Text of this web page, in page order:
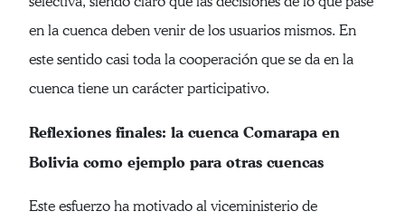
en la cuenca deben venir de los usuarios mismos. En
este sentido casi toda la cooperación que se da en la
cuenca tiene un carácter participativo.
Reflexiones finales: la cuenca Comarapa en
Bolivia como ejemplo para otras cuencas
Este esfuerzo ha motivado al viceministerio de